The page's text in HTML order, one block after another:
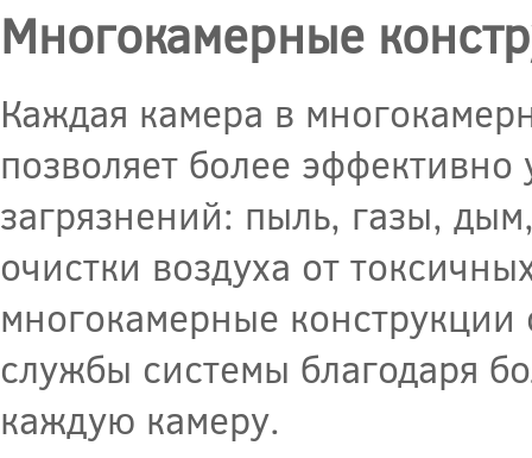
Многокамерные
Каждая камера в
позволяет более
загрязнений: пыль, газы,
очистки воздуха от
многокамерные
службы системы благодаря
каждую камеру.